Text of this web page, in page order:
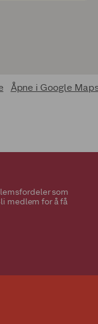
Åpne i Google
som
medlem for å få